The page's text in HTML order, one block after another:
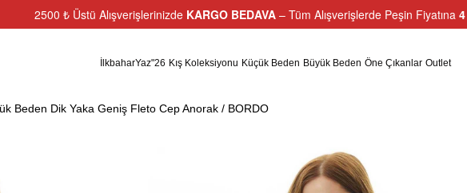
2500 ₺ Üstü Alışverişlerinizde KARGO BEDAVA – Tüm Alışverişlerde Peşin Fiyatına
İlkbaharYaz"26 Kış Koleksiyonu Küçük Beden Büyük Beden Öne Çıkanlar Outlet
Beden Dik Yaka Geniş Fleto Cep Anorak / BORDO